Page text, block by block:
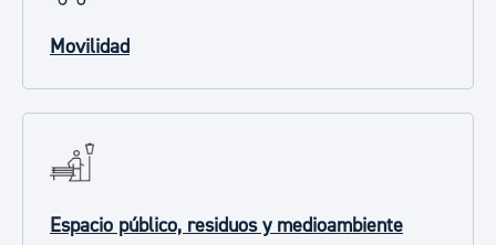
Movilidad
Espacio público, residuos y medioambiente